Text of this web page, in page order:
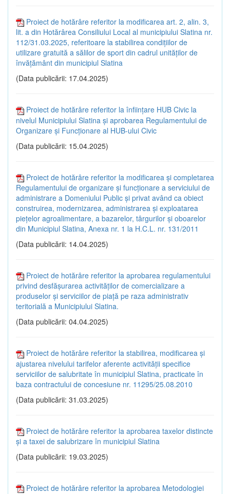
Proiect de hotărâre referitor la modificarea art. 2, alin. 3,
lit. a din Hotărârea Consiliului Local al municipiului Slatina nr.
112/31.03.2025, referitoare la stabilirea condițiilor de
utilizare gratuită a sălilor de sport din cadrul unităților de
învățământ din municipiul Slatina
(Data publicării: 17.04.2025)
Proiect de hotărâre referitor la înființare HUB Civic la
nivelul Municipiului Slatina și aprobarea Regulamentului de
Organizare și Funcționare al HUB-ului Civic
(Data publicării: 15.04.2025)
Proiect de hotărâre referitor la modificarea și completarea
Regulamentului de organizare și funcționare a serviciului de
administrare a Domeniului Public și privat având ca obiect
construirea, modernizarea, administrarea și exploatarea
piețelor agroalimentare, a bazarelor, târgurilor și oboarelor
din Municipiul Slatina, Anexa nr. 1 la H.C.L. nr. 131/2011
(Data publicării: 14.04.2025)
Proiect de hotărâre referitor la aprobarea regulamentului
privind desfăşurarea activităţilor de comercializare a
produselor şi serviciilor de piaţă pe raza administrativ
teritorială a Municipiului Slatina.
(Data publicării: 04.04.2025)
Proiect de hotărâre referitor la stabilirea, modificarea şi
ajustarea nivelului tarifelor aferente activității specifice
serviciilor de salubritate în municipiul Slatina, practicate în
baza contractului de concesiune nr. 11295/25.08.2010
(Data publicării: 31.03.2025)
Proiect de hotărâre referitor la aprobarea taxelor distincte
și a taxei de salubrizare în municipiul Slatina
(Data publicării: 19.03.2025)
Proiect de hotărâre referitor la aprobarea Metodologiei